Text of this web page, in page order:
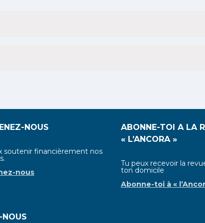
NOUS
soutenir financièrement nos
nous
NOUS
ABONNE-TOI A LA
« L’ANCORA »
Tu peux recevoir la
ton domicile
Abonne-toi à «